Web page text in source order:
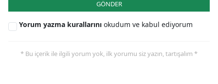
GÖNDER
Yorum yazma kurallarını okudum ve kabul ediyorum
* Bu içerik ile ilgili yorum yok, ilk yorumu siz yazın, tartışalım *